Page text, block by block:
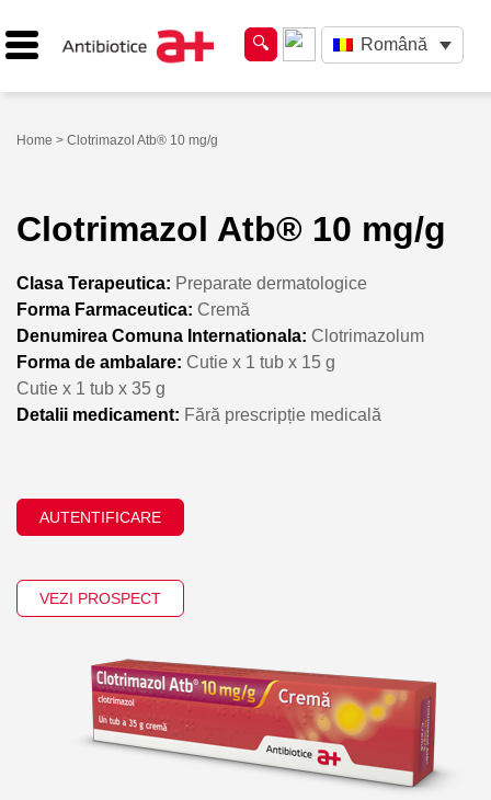
Română
Home > Clotrimazol Atb® 10 mg/g
Clotrimazol Atb® 10 mg/g
Clasa Terapeutica: Preparate dermatologice
Forma Farmaceutica: Cremă
Denumirea Comuna Internationala: Clotrimazolum
Forma de ambalare: Cutie x 1 tub x 15 g
Cutie x 1 tub x 35 g
Detalii medicament: Fără prescripție medicală
AUTENTIFICARE
VEZI PROSPECT